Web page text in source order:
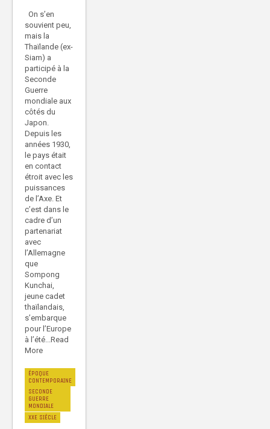
On s’en
souvient peu,
mais la
Thaïlande (ex-
Siam) a
participé à la
Seconde
Guerre
mondiale aux
côtés du
Japon.
Depuis les
années 1930,
le pays était
en contact
étroit avec les
puissances
de l’Axe. Et
c’est dans le
cadre d’un
partenariat
avec
l’Allemagne
que
Sompong
Kunchai,
jeune cadet
thaïlandais,
s’embarque
pour l’Europe
à l’été...Read
More
ÉPOQUE
CONTEMPORAINE
SECONDE
GUERRE
MONDIALE
XXE SIÈCLE